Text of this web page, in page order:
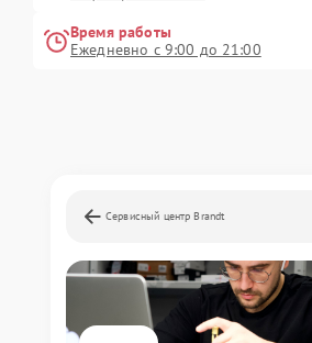
Время работы
Ежедневно с 9:00 до 21:00
Сервисный центр Brandt